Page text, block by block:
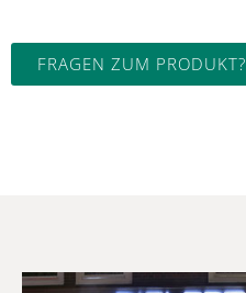
FRAGEN ZUM PRODUKT?